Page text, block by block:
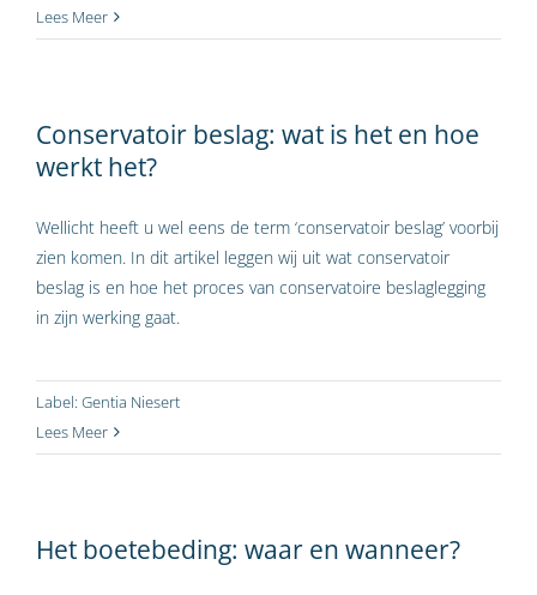
Lees Meer
Conservatoir beslag: wat is het en hoe
werkt het?
Wellicht heeft u wel eens de term ‘conservatoir beslag’ voorbij
zien komen. In dit artikel leggen wij uit wat conservatoir
beslag is en hoe het proces van conservatoire beslaglegging
in zijn werking gaat.
Label: Gentia Niesert
Lees Meer
Het boetebeding: waar en wanneer?